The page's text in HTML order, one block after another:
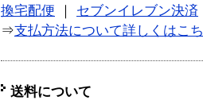
換宅配便
セブンイレブン決済
⇒支払方法について詳しくはこ
送料について